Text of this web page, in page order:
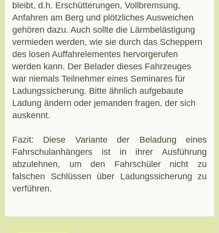
bleibt, d.h. Erschütterungen, Vollbremsung,
Anfahren am Berg und plötzliches Ausweichen
gehören dazu. Auch sollte die Lärmbelästigung
vermieden werden, wie sie durch das Scheppern
des losen Auffahrelementes hervorgerufen
werden kann. Der Belader dieses Fahrzeuges
war niemals Teilnehmer eines Seminares für
Ladungssicherung. Bitte ähnlich aufgebaute
Ladung ändern oder jemanden fragen, der sich
auskennt.
Fazit: Diese Variante der Beladung eines
Fahrschulanhängers ist in ihrer Ausführung
abzulehnen, um den Fahrschüler nicht zu
falschen Schlüssen über Ladungssicherung zu
verführen.